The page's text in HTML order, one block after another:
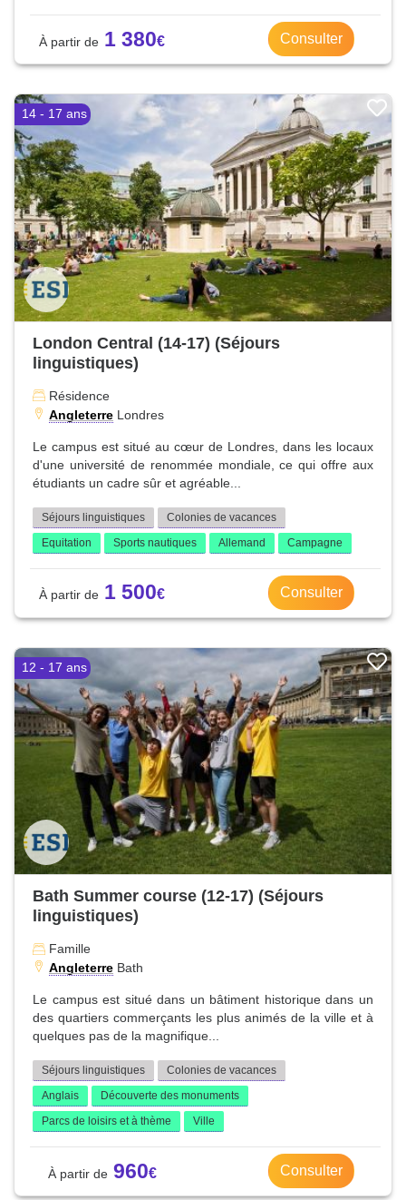
1 380 Consulter
14 - 17 ans
London Central (14-17) (Séjours
linguistiques)
Résidence
Angleterre Londres
Le campus est situé au cœur de Londres, dans les locaux
d'une université de renommée mondiale, ce qui offre aux
étudiants un cadre sûr et agréable...
Séjours linguistiques
Colonies de vacances
Equitation
Sports nautiques Allemand Campagne
1 500 Consulter
12 - 17 ans
Bath Summer course (12-17) (Séjours
linguistiques)
Famille
Angleterre Bath
Le campus est situé dans un bâtiment historique dans un
des quartiers commerçants les plus animés de la ville et à
quelques pas de la magnifique...
Séjours linguistiques
Colonies de vacances
Anglais
Découverte des monuments
Parcs de loisirs et à thème
Ville
960 Consulter